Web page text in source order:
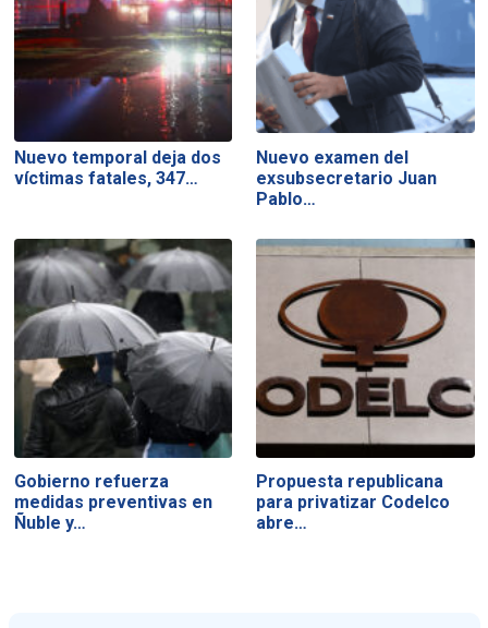
Nuevo temporal deja dos
víctimas fatales, 347…
Nuevo examen del
exsubsecretario Juan
Pablo…
Gobierno refuerza
medidas preventivas en
Ñuble y…
Propuesta republicana
para privatizar Codelco
abre…